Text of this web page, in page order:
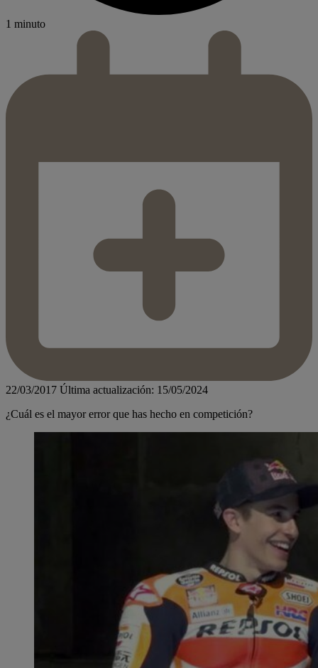
1 minuto
22/03/2017 Última actualización: 15/05/2024
¿Cuál es el mayor error que has hecho en competición?